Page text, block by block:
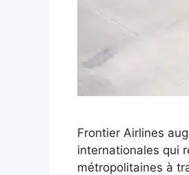
Frontier Airlines
internationales qui
métropolitaines à